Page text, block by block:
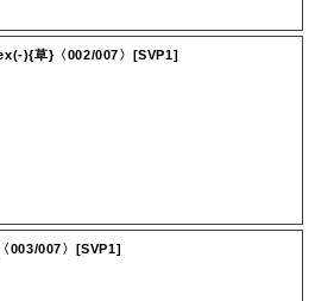
草}〈002/007〉[SVP1]
003/007〉[SVP1]